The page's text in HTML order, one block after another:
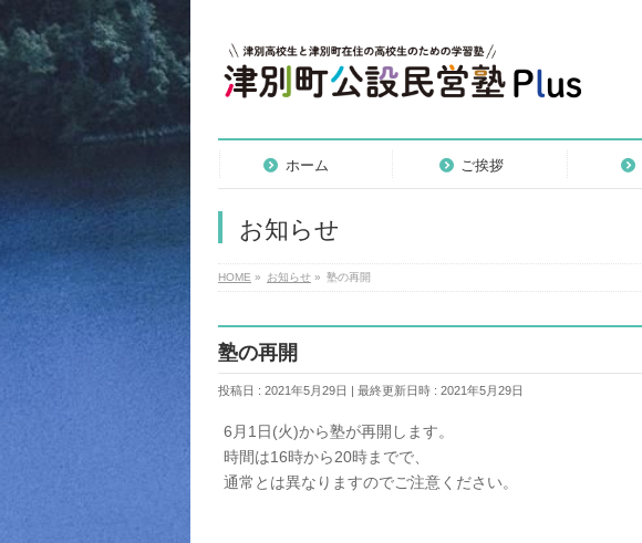
ホーム ご挨拶
お知らせ
HOME » お知らせ » 塾の再開
塾の再開
投稿日 : 2021年5月29日 最終更新日時 : 2021年5月29日
6月1日(火)から塾が再開します。
時間は16時から20時までで、
通常とは異なりますのでご注意ください。